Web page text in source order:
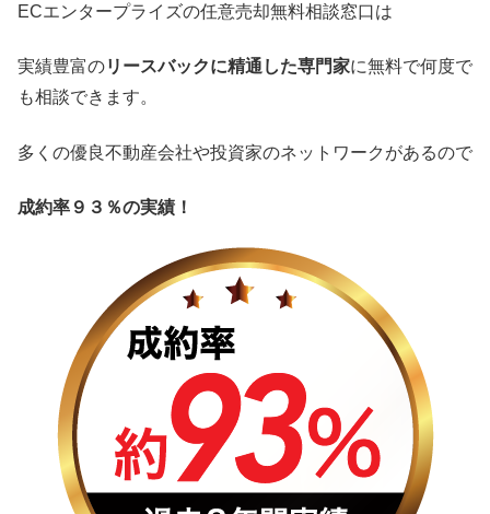
ECエンタープライズの任意売却無料相談窓口は
実績豊富のリースバックに精通した専門家に無料で何度で
も相談できます。
多くの優良不動産会社や投資家のネットワークがあるので
成約率９３％の実績！